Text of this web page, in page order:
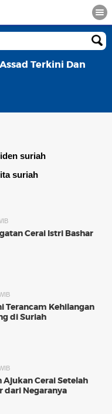
Terkini Dan
suriah
suriah
Cerai Istri Bashar
Terancam Kehilangan
di Suriah
Cerai Setelah
dari Negaranya